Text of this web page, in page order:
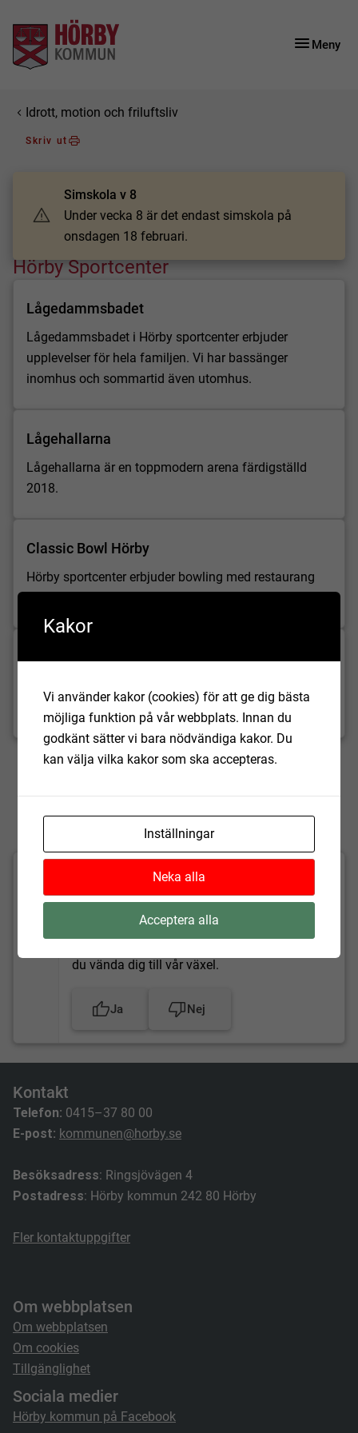
Gå till innehåll
Gå till huvudmeny
Gå till sidomeny
Meny
Du är här:
Idrott, motion och friluftsliv
Skriv ut
Simskola v 8
Under vecka 8 är det endast simskola på
onsdagen 18 februari.
Hörby Sportcenter
Lågedammsbadet
Lågedammsbadet i Hörby sportcenter erbjuder
upplevelser för hela familjen. Vi har bassänger
inomhus och sommartid även utomhus.
Lågehallarna
Lågehallarna är en toppmodern arena färdigställd
2018.
Classic Bowl Hörby
Hörby sportcenter erbjuder bowling med restaurang
Friskis & Svettis
Uppdaterad: 2026-02-13
Fick du hjälp av informationen på
sidan?
Vi läser allt och tar till oss synpunkter. Om du
vill komma i kontakt med Hörby kommun kan
du vända dig till vår växel.
Ja Nej
Kontakt
Telefon: 0415–37 80 00
E-post: kommunen@horby.se
Besöksadress: Ringsjövägen 4
Postadress: Hörby kommun 242 80 Hörby
Fler kontaktuppgifter
Om webbplatsen
Om webbplatsen
Om cookies
Tillgänglighet
Sociala medier
Hörby kommun på Facebook
Kakor
Vi använder kakor (cookies) för att ge dig bästa
möjliga funktion på vår webbplats. Innan du
godkänt sätter vi bara nödvändiga kakor. Du
kan välja vilka kakor som ska accepteras.
Inställningar
Neka alla
Acceptera alla